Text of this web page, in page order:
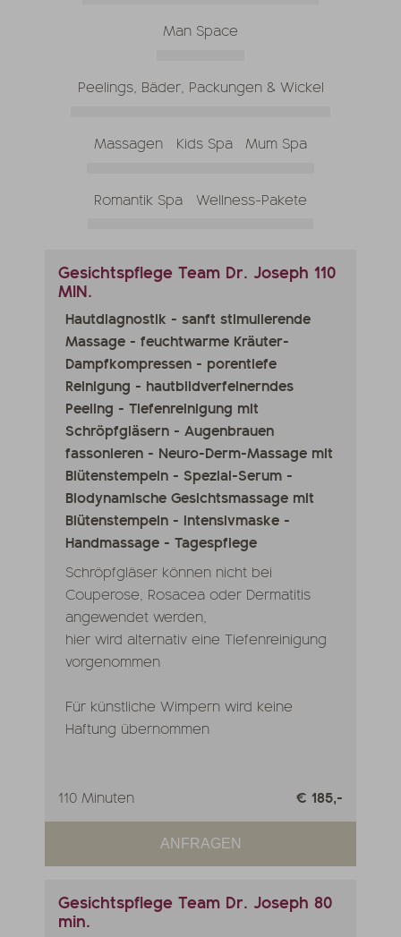
Man Space
Peelings, Bäder, Packungen & Wickel
Massagen Kids Spa Mum Spa
Romantik Spa Wellness-Pakete
Gesichtspflege Team Dr. Joseph 110
MIN.
Hautdiagnostik - sanft stimulierende
Massage - feuchtwarme Kräuter-
Dampfkompressen - porentiefe
Reinigung - hautbildverfeinerndes
Peeling - Tiefenreinigung mit
Schröpfgläsern - Augenbrauen
fassonieren - Neuro-Derm-Massage mit
Blütenstempeln - Spezial-Serum -
Biodynamische Gesichtsmassage mit
Blütenstempeln - Intensivmaske -
Handmassage - Tagespflege
Schröpfgläser können nicht bei
Couperose, Rosacea oder Dermatitis
angewendet werden,
hier wird alternativ eine Tiefenreinigung
vorgenommen
Für künstliche Wimpern wird keine
Haftung übernommen
110 Minuten € 185,-
ANFRAGEN
Gesichtspflege Team Dr. Joseph 80
min.